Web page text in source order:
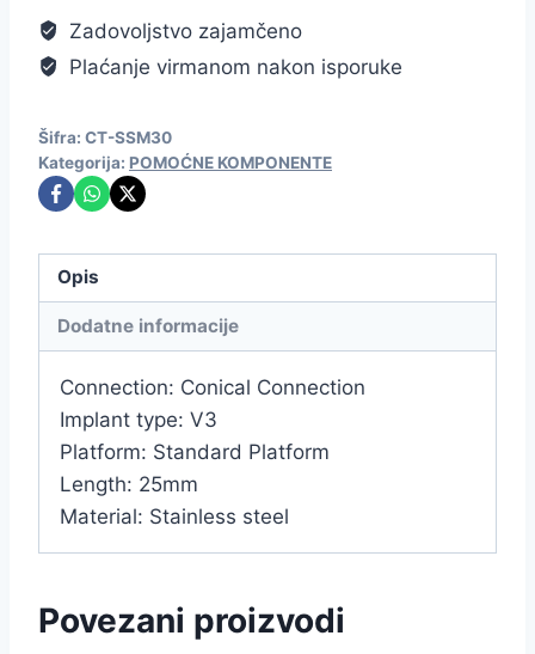
Zadovoljstvo zajamčeno
Plaćanje virmanom nakon isporuke
Šifra: CT-SSM30
Kategorija: POMOĆNE KOMPONENTE
Opis
Dodatne informacije
Connection: Conical Connection
Implant type: V3
Platform: Standard Platform
Length: 25mm
Material: Stainless steel
Povezani proizvodi